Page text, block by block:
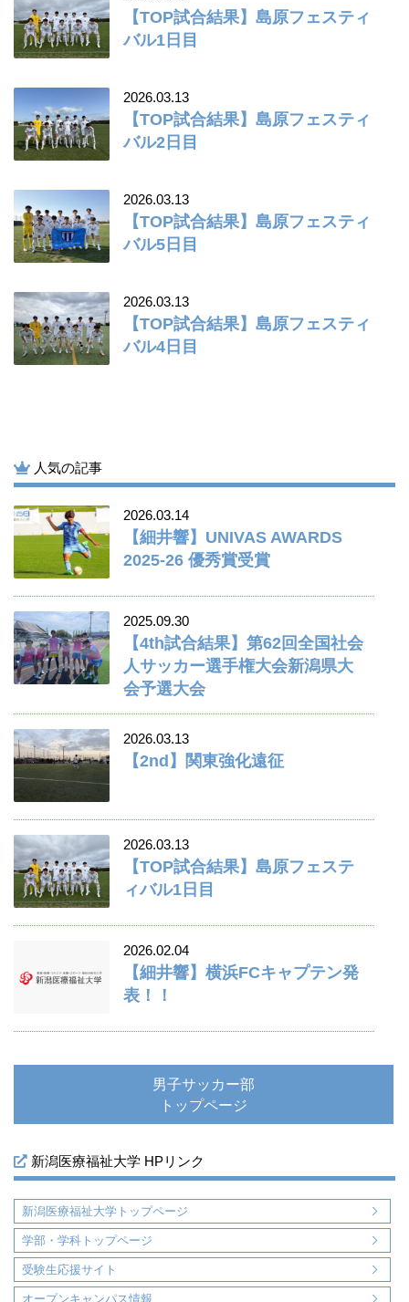
【TOP試合結果】島原フェスティ
バル1日目
2026.03.13
【TOP試合結果】島原フェスティ
バル2日目
2026.03.13
【TOP試合結果】島原フェスティ
バル5日目
2026.03.13
【TOP試合結果】島原フェスティ
バル4日目
人気の記事
2026.03.14
【細井響】UNIVAS AWARDS
2025-26 優秀賞受賞
2025.09.30
【4th試合結果】第62回全国社会
人サッカー選手権大会新潟県大
会予選大会
2026.03.13
【2nd】関東強化遠征
2026.03.13
【TOP試合結果】島原フェステ
ィバル1日目
2026.02.04
【細井響】横浜FCキャプテン発
表！！
男子サッカー部
トップページ
新潟医療福祉大学 HPリンク
新潟医療福祉大学トップページ
学部・学科トップページ
受験生応援サイト
オープンキャンパス情報